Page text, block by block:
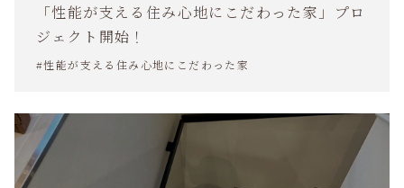
「性能が支える住み心地にこだわった家」プロ
ジェクト開始！
#性能が支える住み心地にこだわった家